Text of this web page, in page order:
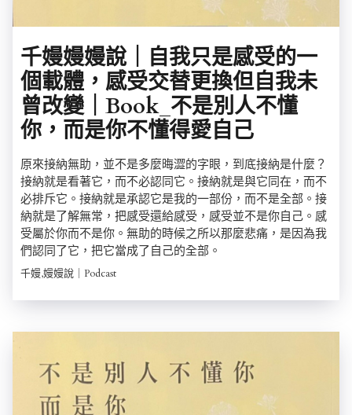
千嫚嫚嫚說｜自我只是感受的一
個載體，感受交替更換但自我未
曾改變｜Book_不是別人不懂
你，而是你不懂得愛自己
原來接納無助，並不是多麼晦澀的字眼，到底接納是什麼？
接納就是看著它，而不必認同它。接納就是與它同在，而不
必排斥它。接納就是承認它是我的一部份，而不是全部。接
納就是了解無常，把感受還給感受，感受並不是你自己。感
受屬於你而不是你。無助的時候之所以那麼悲痛，是因為我
們認同了它，把它當成了自己的全部。
千嫚,嫚嫚說｜Podcast